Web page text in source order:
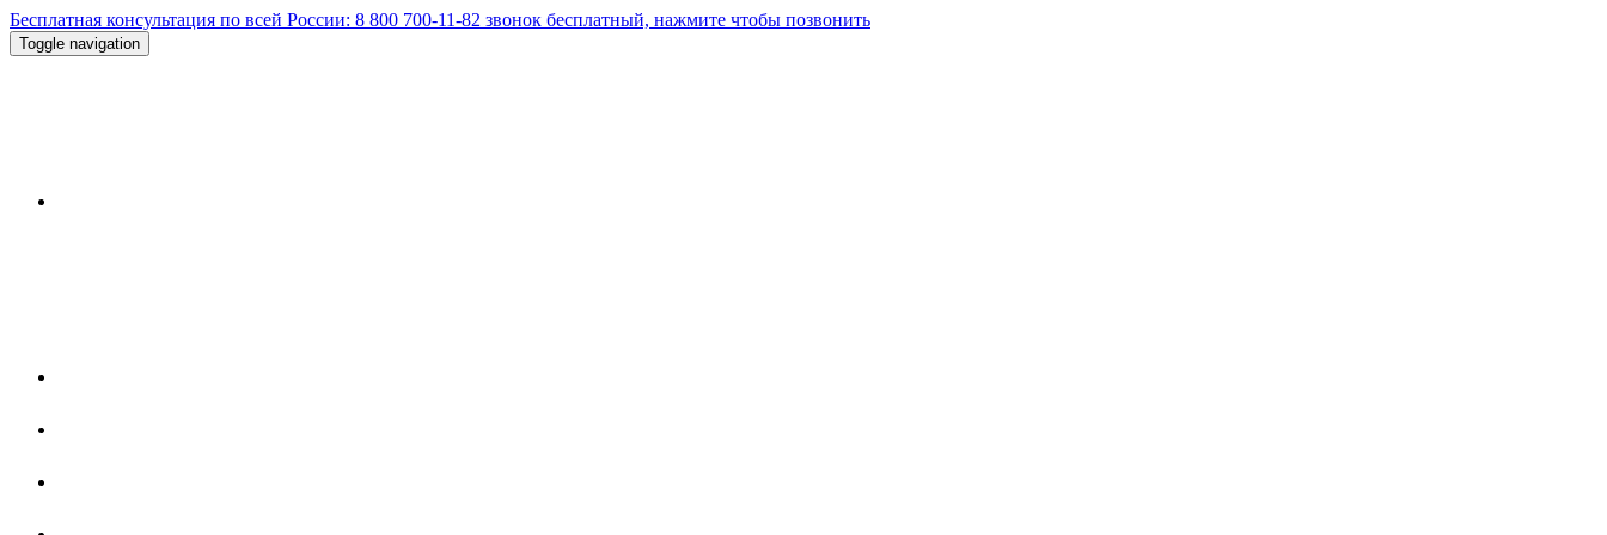
Бесплатная консультация по всей России: 8 800 700-11-82 звонок бесплатный, нажмите чтобы позвонить
Toggle navigation